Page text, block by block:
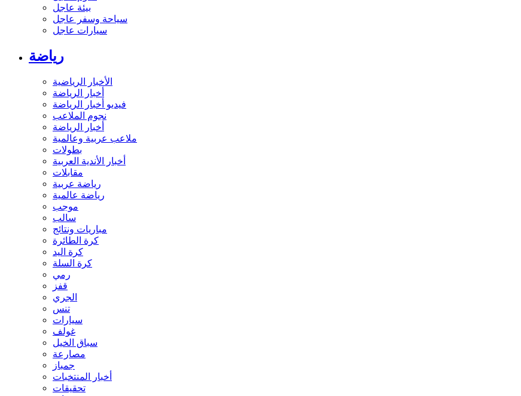
بيئة عاجل
سياحة وسفر عاجل
سيارات عاجل
رياضة
الأخبار الرياضية
أخبار الرياضة
فيديو أخبار الرياضة
نجوم الملاعب
أخبار الرياضة
ملاعب عربية وعالمية
بطولات
أخبار الأندية العربية
مقابلات
رياضة عربية
رياضة عالمية
موجب
سالب
مباريات ونتائج
كرة الطائرة
كرة اليد
كرة السلة
رمي
قفز
الجري
تنس
سيارات
غولف
سباق الخيل
مصارعة
جمباز
أخبار المنتخبات
تحقيقات